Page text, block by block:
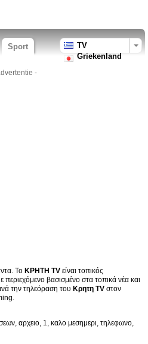
Sport
TV
Griekenland
-
Το ΚΡΗΤΗ TV είναι τοπικός
βασισμένο στα τοπικά νέα και
την τηλεόραση του Κρητη TV στον
αρχειο, 1, καλο μεσημερι, τηλεφωνο,